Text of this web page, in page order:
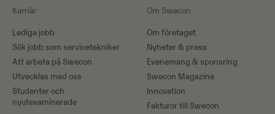
Karriär
Lediga jobb
Sök jobb som servicetekniker
Att arbeta på Swecon
Utvecklas med oss
Studenter och
nyutexaminerade
Om Swecon
Om företaget
Nyheter & press
Evenemang & sponsring
Swecon Magazine
Innovation
Fakturor till Swecon